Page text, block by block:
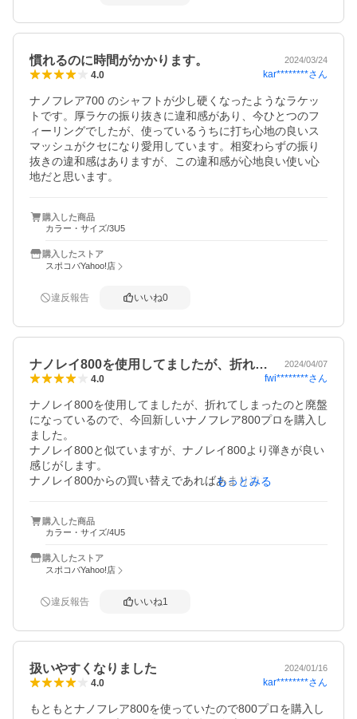
慣れるのに時間がかかります。 2024/03/24
4.0 kar********さん
ナノフレア700 のシャフトが少し硬くなったようなラケッ
トです。厚ラケの振り抜きに違和感があり、今ひとつのフ
ィーリングでしたが、使っているうちに打ち心地の良いス
マッシュがクセになり愛用しています。相変わらずの振り
抜きの違和感はありますが、この違和感が心地良い使い心
地だと思います。
購入した商品
カラー・サイズ/3U5
購入したストア
スポコバYahoo!店
違反報告 いいね0
ナノレイ800を使用してましたが、折れ… 2024/04/07
4.0 fwi********さん
ナノレイ800を使用してましたが、折れてしまったのと廃盤
になっているので、今回新しいナノフレア800プロを購入し
ました。
ナノレイ800と似ていますが、ナノレイ800より弾きが良い
感じがします。
ナノレイ800からの買い替えであればあまり違和感なく使え
もっとみる
購入した商品
カラー・サイズ/4U5
購入したストア
スポコバYahoo!店
違反報告 いいね1
扱いやすくなりました 2024/01/16
4.0 kar********さん
もともとナノフレア800を使っていたので800プロを購入し